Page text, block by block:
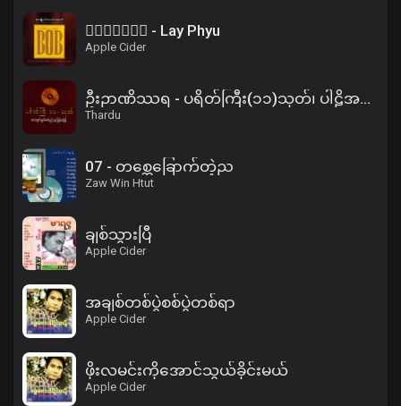
၀ိေရာဓိ - Lay Phyu
Apple Cider
ဦးဉာဏိဿရ - ပရိတ်ကြီး(၁၁)သုတ်၊ ပါဠိအနက် (၂)
Thardu
07 - တစ္ဆေခြောက်တဲ့ည
Zaw Win Htut
ချစ်သွားပြီ
Apple Cider
အချစ်တစ်ပွဲစစ်ပွဲတစ်ရာ
Apple Cider
ဖိုးလမင်းကိုအောင်သွယ်ခိုင်းမယ်
Apple Cider